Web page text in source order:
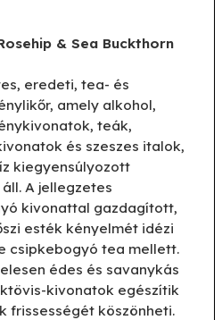
& Sea Buckthorn
eredeti, tea- és
amely alkohol,
teák,
és szeszes italok,
kiegyensúlyozott
A jellegzetes
kivonattal gazdagított,
esték kényelmét idézi
csipkebogyó tea mellett.
édes és savanykás
kivonatok egészítik
frissességét köszönheti.